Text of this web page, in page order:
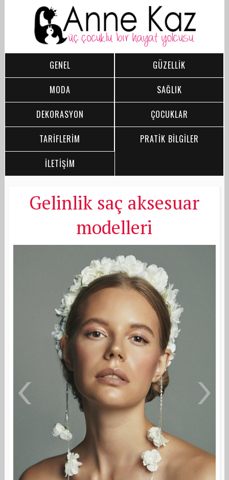
GENEL
GÜZELLİK
MODA
SAĞLIK
DEKORASYON
ÇOCUKLAR
TARİFLERİM
PRATİK BİLGİLER
İLETİŞİM
Gelinlik saç aksesuar
modelleri